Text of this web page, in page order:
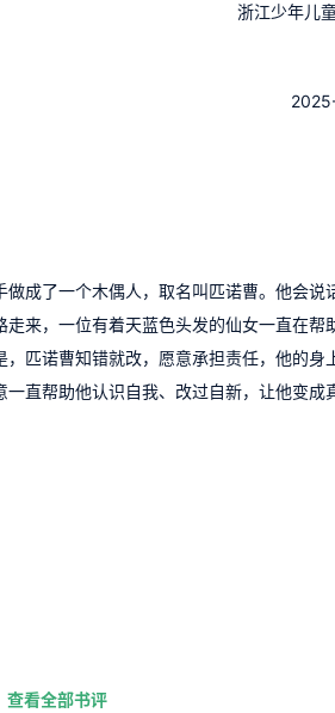
浙江少年儿
成了一个木偶人，取名叫匹诺曹。他会说
来，一位有着天蓝色头发的仙女一直在帮
匹诺曹知错就改，愿意承担责任，他的身
直帮助他认识自我、改过自新，让他变成
查看全部书评